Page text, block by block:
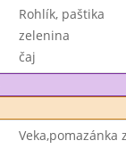
Rohlík, paštika
zelenina
čaj
Veka,pomazánka